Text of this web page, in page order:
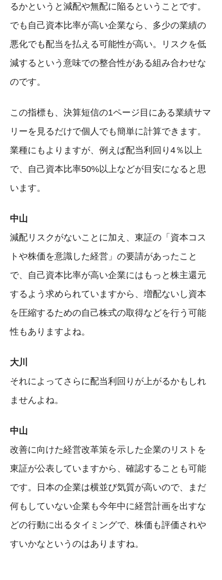
るかというと減配や無配に陥るということです。
でも自己資本比率が高い企業なら、多少の業績の
悪化でも配当を払える可能性が高い。リスクを低
減するという意味での整合性がある組み合わせな
のです。
この指標も、決算短信の1ページ目にある業績サマ
リーを見るだけで個人でも簡単に計算できます。
業種にもよりますが、例えば配当利回り4％以上
で、自己資本比率50%以上などが目安になると思
います。
中山
減配リスクがないことに加え、東証の「資本コス
トや株価を意識した経営」の要請があったこと
で、自己資本比率が高い企業にはもっと株主還元
するよう求められていますから、増配ないし資本
を圧縮するための自己株式の取得などを行う可能
性もありますよね。
大川
それによってさらに配当利回りが上がるかもしれ
ませんよね。
中山
改善に向けた経営改革策を示した企業のリストを
東証が公表していますから、確認することも可能
です。日本の企業は横並び気質が高いので、まだ
何もしていない企業も今年中に経営計画を出すな
どの行動に出るタイミングで、株価も評価されや
すいかなというのはありますね。